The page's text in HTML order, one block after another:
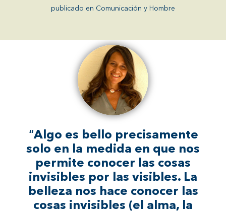
publicado en Comunicación y Hombre
"Algo es bello precisamente
solo en la medida en que nos
permite conocer las cosas
invisibles por las visibles. La
belleza nos hace conocer las
cosas invisibles (el alma, la
"
"
"
"